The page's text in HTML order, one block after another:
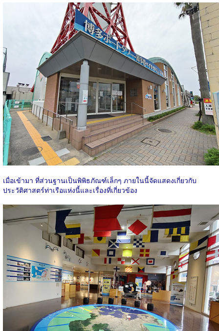
เมื่อเข้ามา ที่ส่วนฐานเป็นพิพิธภัณฑ์เล็กๆ ภายในนี้จัดแสดงเกี่ยวกับ
ประวัติศาสตร์ท่าเรือแห่งนี้และเรื่องที่เกี่ยวข้อง